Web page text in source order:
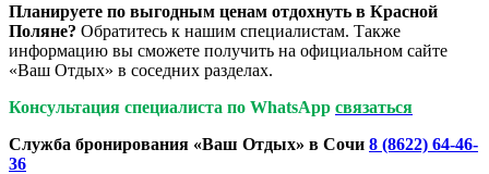
Планируете по выгодным ценам отдохнуть в Красной
Поляне? Обратитесь к нашим специалистам. Также
информацию вы сможете получить на официальном сайте
«Ваш Отдых» в соседних разделах.
Консультация специалиста по WhatsApp связаться
Служба бронирования «Ваш Отдых» в Сочи 8 (8622) 64-46-
36